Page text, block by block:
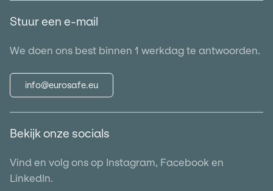
Stuur een e-mail
We doen ons best binnen 1 werkdag te antwoorden.
info@eurosafe.eu
Bekijk onze socials
Vind en volg ons op Instagram, Facebook en
LinkedIn.